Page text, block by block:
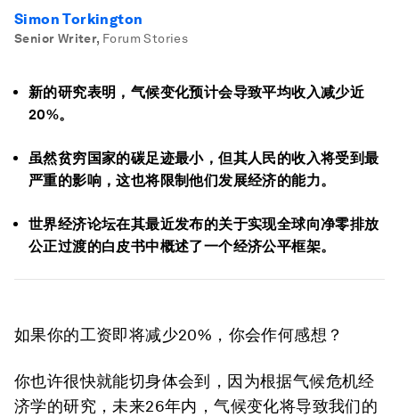
Simon Torkington
Senior Writer, Forum Stories
新的研究表明，气候变化预计会导致平均收入减少近
20%。
虽然贫穷国家的碳足迹最小，但其人民的收入将受到最
严重的影响，这也将限制他们发展经济的能力。
世界经济论坛在其最近发布的关于实现全球向净零排放
公正过渡的白皮书中概述了一个经济公平框架。
如果你的工资即将减少20%，你会作何感想？
你也许很快就能切身体会到，因为根据气候危机经
济学的研究，未来26年内，气候变化将导致我们的